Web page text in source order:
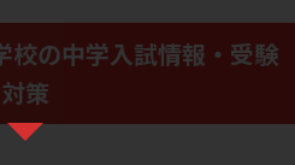
校の中学入試情報・受験
対策